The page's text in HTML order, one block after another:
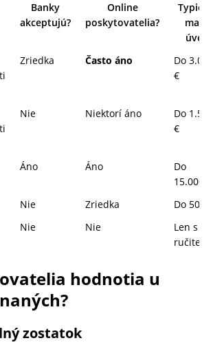
Banky
akceptujú?
Online
poskytovatelia?
Typický
max.
úver
Zriedka Často áno
Do 3.000
€
Nie Niektorí áno
Do 1.500
€
Áno Áno
Do
15.000 €
Nie Zriedka
Do 500 €
Nie Nie
Len s
hodnotia u
zostatok